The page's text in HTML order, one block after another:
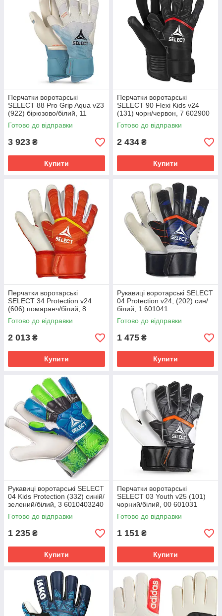
Перчатки воротарські
SELECT 88 Pro Grip Aqua v23
(922) бірюзово/білий, 11
601880
Готово до відправки
3 923 ₴
Купити
Перчатки воротарські
SELECT 90 Flexi Kids v24
(131) чорн/червон, 7 602900
Готово до відправки
2 434 ₴
Купити
Перчатки воротарські
SELECT 34 Protection v24
(606) помаранч/білий, 8
601343
Готово до відправки
2 013 ₴
Купити
Рукавиці воротарські SELECT
04 Protection v24, (202) син/
білий, 1 601041
Готово до відправки
1 475 ₴
Купити
Рукавиці воротарські SELECT
04 Kids Protection (332) синій/
зелений/білий, 3 6010403240
Готово до відправки
1 235 ₴
Купити
Перчатки воротарські
SELECT 03 Youth v25 (101)
чорний/білий, 00 601031
Готово до відправки
1 151 ₴
Купити